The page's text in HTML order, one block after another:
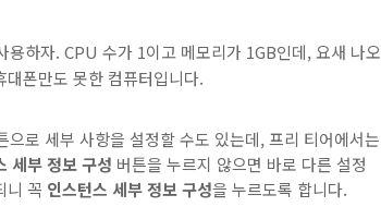
용하자. CPU 수가 1이고 메모리가 1GB인데, 요새 나오
폰만도 못한 컴퓨터입니다.
으로 세부 사항을 설정할 수도 있는데, 프리 티어에서는
세부 정보 구성 버튼을 누르지 않으면 바로 다른 설정
니 꼭 인스턴스 세부 정보 구성을 누르도록 합니다.